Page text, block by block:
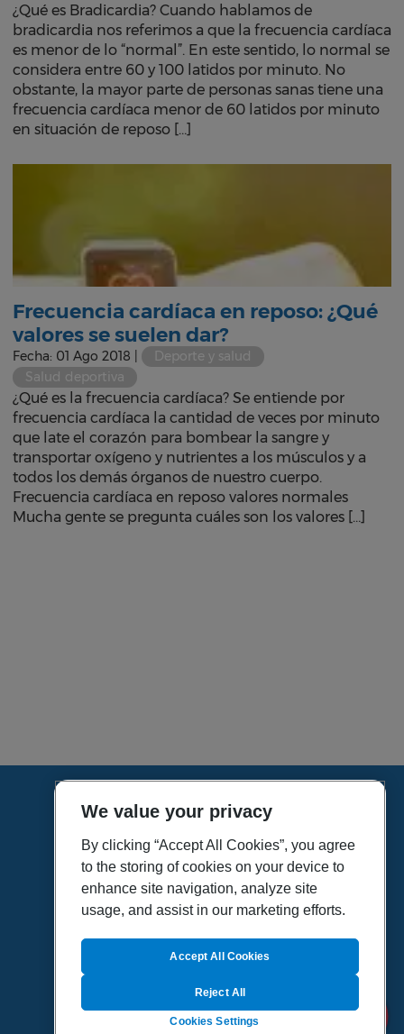
¿Qué es Bradicardia? Cuando hablamos de
bradicardia nos referimos a que la frecuencia cardíaca
es menor de lo “normal”. En este sentido, lo normal se
considera entre 60 y 100 latidos por minuto. No
obstante, la mayor parte de personas sanas tiene una
frecuencia cardíaca menor de 60 latidos por minuto
en situación de reposo […]
Frecuencia cardíaca en reposo: ¿Qué
valores se suelen dar?
Fecha: 01 Ago 2018 |
Deporte y salud
Salud deportiva
¿Qué es la frecuencia cardíaca? Se entiende por
frecuencia cardíaca la cantidad de veces por minuto
que late el corazón para bombear la sangre y
transportar oxígeno y nutrientes a los músculos y a
todos los demás órganos de nuestro cuerpo.
Frecuencia cardíaca en reposo valores normales
Mucha gente se pregunta cuáles son los valores […]
HOME
VÍDEOS
POLÍTICA DE PRIVACIDAD
POLÍTICA DE COOKIES
MAPA DEL SITIO
QUIENES SOMOS
We value your privacy
By clicking “Accept All Cookies”, you agree
to the storing of cookies on your device to
enhance site navigation, analyze site
usage, and assist in our marketing efforts.
Cookies Settings
Reject All
Accept All Cookies